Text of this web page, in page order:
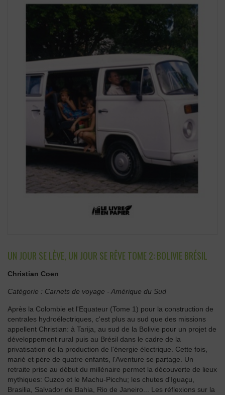
UN JOUR SE LÈVE, UN JOUR SE RÊVE TOME 2: BOLIVIE BRÉSIL
Christian Coen
Catégorie : Carnets de voyage -Amérique du Sud
Après la Colombie et l'Equateur (Tome 1) pour la construction de
centrales hydroélectriques, c'est plus au sud que des missions
appellent Christian: à Tarija, au sud de la Bolivie pour un projet de
développement rural puis au Brésil dans le cadre de la
privatisation de la production de l'énergie électrique. Cette fois,
marié et père de quatre enfants, l'Aventure se partage. Un
retraite prise au début du millénaire permet la découverte de lieux
mythiques: Cuzco et le Machu-Picchu; les chutes d'Iguaçu,
Brasilia, Salvador de Bahia, Rio de Janeiro... Les réflexions sur la